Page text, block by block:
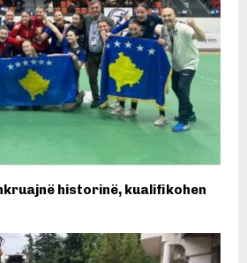
historinë, kualifikohen